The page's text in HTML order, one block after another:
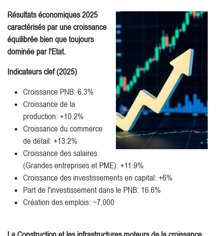
Résultats économiques 2025
caractérisés par une croissance
équilibrée bien que toujours
dominée par l'Etat.
Indicateurs clef (2025)
Croissance PNB: 6.3%
Croissance de la
production: +10.2%
Croissance du commerce
de détail: +13.2%
Croissance des salaires
(Grandes entreprises et PME): +11.9%
Croissance des investissements en capital: +6%
Part de l'investissement dans le PNB: 16.6%
Création des emplois: ~7,000